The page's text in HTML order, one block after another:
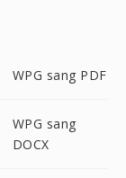
WPG sang PDF
WPG sang
DOCX